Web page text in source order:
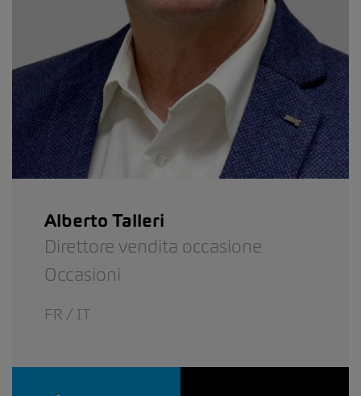
Alberto Talleri
Direttore vendita occasione
Occasioni
FR / IT